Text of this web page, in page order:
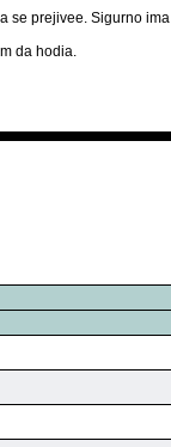
se prejivee. Sigurno ima
da hodia.